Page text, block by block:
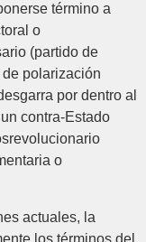
término a
o
(partido de
polarización
por dentro al
contra-Estado
o
actuales, la
los términos del